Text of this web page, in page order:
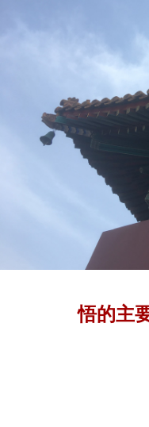
悟的主